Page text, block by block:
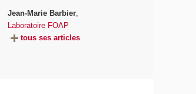
Jean-Marie Barbier,
Laboratoire FOAP
tous ses articles